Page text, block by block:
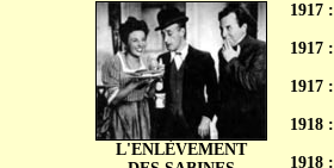
L'ENLÈVEMENT
1917 :
1917 :
1917 :
1918 :
1918 :